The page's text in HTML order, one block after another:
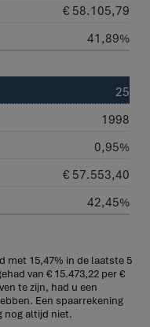
€ 58.105,79
41,89%
25
1998
0,95%
€ 57.553,40
42,45%
met 15,47% in de laatste 5
van € 15.473,22 per €
te zijn, had u een
Een spaarrekening
nog altijd niet.